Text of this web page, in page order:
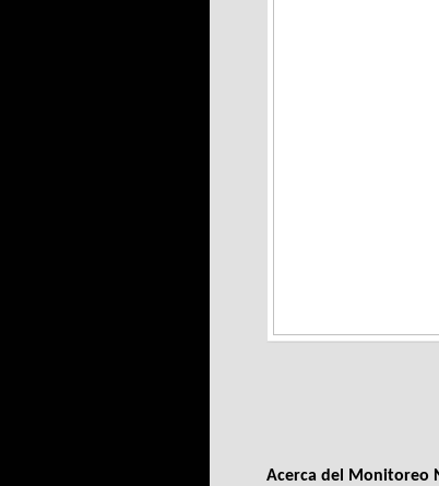
Acerca del Monitoreo